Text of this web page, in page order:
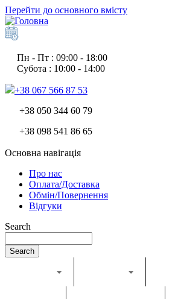
Перейти до основного вмісту
Пн - Пт : 09:00 - 18:00
Субота : 10:00 - 14:00
+38 067 566 87 53
+38 050 344 60 79
+38 098 541 86 65
Основна навігація
Про нас
Оплата/Доставка
Обмін/Повернення
Відгуки
Search
Search